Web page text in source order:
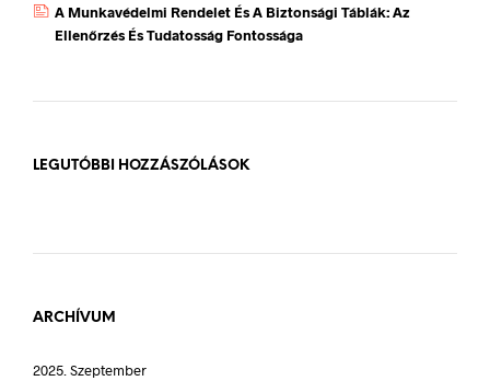
A Munkavédelmi Rendelet És A Biztonsági Táblák: Az
Ellenőrzés És Tudatosság Fontossága
LEGUTÓBBI HOZZÁSZÓLÁSOK
ARCHÍVUM
2025. Szeptember